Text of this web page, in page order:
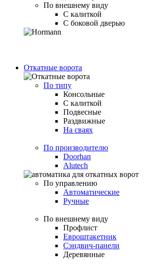
По внешнему виду
С калиткой
С боковой дверью
Откатные ворота
По типу
Консольные
С калиткой
Подвесные
Раздвижные
На сваях
По производителю
Doorhan
Alutech
По управлению
Автоматические
Ручные
По внешнему виду
Профлист
Евроштакетник
Сэндвич-панели
Деревянные